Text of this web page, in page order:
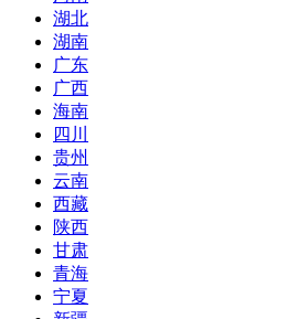
湖北
湖南
广东
广西
海南
四川
贵州
云南
西藏
陕西
甘肃
青海
宁夏